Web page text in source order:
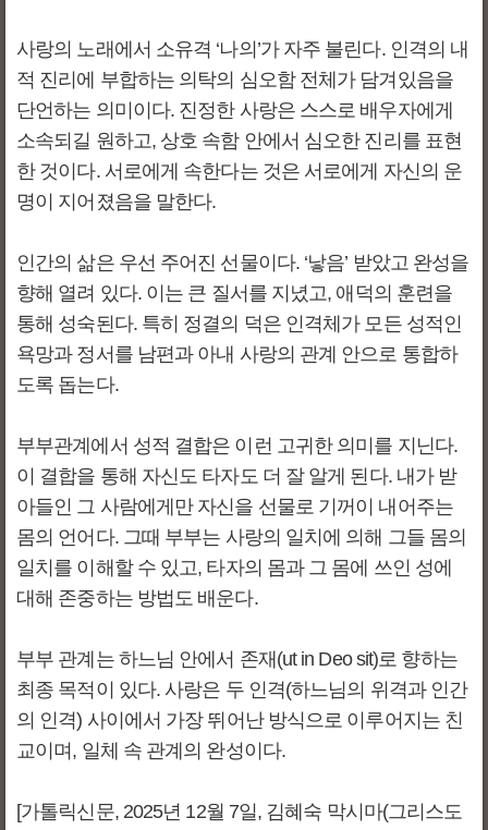
사랑의 노래에서 소유격 ‘나의’가 자주 불린다. 인격의 내
적 진리에 부합하는 의탁의 심오함 전체가 담겨있음을
단언하는 의미이다. 진정한 사랑은 스스로 배우자에게
소속되길 원하고, 상호 속함 안에서 심오한 진리를 표현
한 것이다. 서로에게 속한다는 것은 서로에게 자신의 운
명이 지어졌음을 말한다.
인간의 삶은 우선 주어진 선물이다. ‘낳음’ 받았고 완성을
향해 열려 있다. 이는 큰 질서를 지녔고, 애덕의 훈련을
통해 성숙된다. 특히 정결의 덕은 인격체가 모든 성적인
욕망과 정서를 남편과 아내 사랑의 관계 안으로 통합하
도록 돕는다.
부부관계에서 성적 결합은 이런 고귀한 의미를 지닌다.
이 결합을 통해 자신도 타자도 더 잘 알게 된다. 내가 받
아들인 그 사람에게만 자신을 선물로 기꺼이 내어주는
몸의 언어다. 그때 부부는 사랑의 일치에 의해 그들 몸의
일치를 이해할 수 있고, 타자의 몸과 그 몸에 쓰인 성에
대해 존중하는 방법도 배운다.
부부 관계는 하느님 안에서 존재(ut in Deo sit)로 향하는
최종 목적이 있다. 사랑은 두 인격(하느님의 위격과 인간
의 인격) 사이에서 가장 뛰어난 방식으로 이루어지는 친
교이며, 일체 속 관계의 완성이다.
[가톨릭신문, 2025년 12월 7일, 김혜숙 막시마(그리스도